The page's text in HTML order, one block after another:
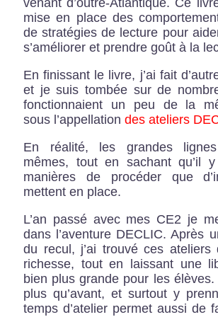
mise en place des
de stratégies de lecture pour
s’améliorer et prendre goût à la
En finissant le livre, j’ai fait
et je suis tombée sur de
fonctionnaient un peu de la
sous l’appellation des ateliers
En réalité, les grandes
mêmes, tout en sachant qu’il
manières de procéder que
mettent en place.
L’an passé avec mes CE2 je
dans l’aventure DECLIC. Après
du recul, j’ai trouvé ces ateliers
richesse, tout en laissant une
bien plus grande pour les
plus qu’avant, et surtout y
temps d’atelier permet aussi de